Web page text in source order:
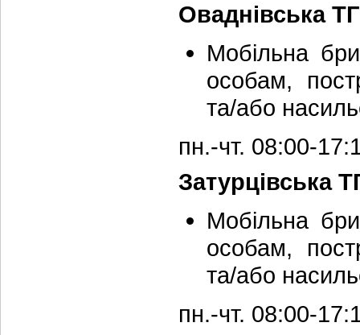
Оваднівська
Мобільна
особам,
та/або
пн.-чт. 08:00-
Затурцівська
Мобільна
особам,
та/або
пн.-чт. 08:00-